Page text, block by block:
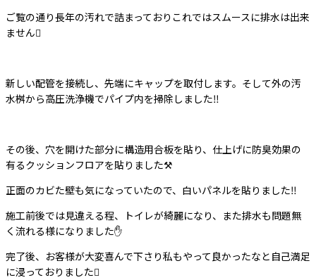
ご覧の通り長年の汚れで詰まっておりこれではスムースに排水は出来
ません
新しい配管を接続し、先端にキャップを取付します。そして外の汚
水桝から高圧洗浄機でパイプ内を掃除しました‼️
その後、穴を開けた部分に構造用合板を貼り、仕上げに防臭効果の
有るクッションフロアを貼りました⚒
正面のカビた壁も気になっていたので、白いパネルを貼りました‼️
施工前後では見違える程、トイレが綺麗になり、また排水も問題無
く流れる様になりました✋
完了後、お客様が大変喜んで下さり私もやって良かったなと自己満足
に浸っておりました